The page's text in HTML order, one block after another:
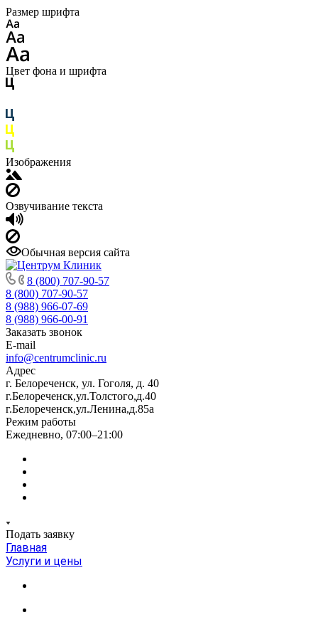
Размер шрифта
Цвет фона и шрифта
Изображения
Озвучивание текста
Обычная версия сайта
8 (800) 707-90-57
8 (800) 707-90-57
8 (988) 966-07-69
8 (988) 966-00-91
Заказать звонок
E-mail
info@centrumclinic.ru
Адрес
г. Белореченск, ул. Гоголя, д. 40
г.Белореченск,ул.Толстого,д.40
г.Белореченск,ул.Ленина,д.85а
Режим работы
Ежедневно, 07:00–21:00
Подать заявку
Главная
Услуги и цены